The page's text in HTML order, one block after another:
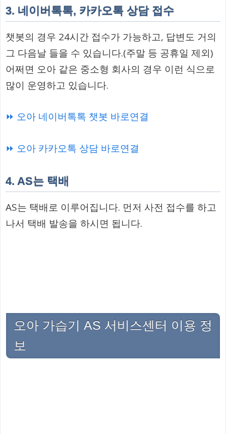
3. 네이버톡톡, 카카오톡 상담 접수
챗봇의 경우 24시간 접수가 가능하고, 답변도 거의
그 다음날 들을 수 있습니다.(주말 등 공휴일 제외)
어쩌면 오아 같은 중소형 회사의 경우 이런 식으로
많이 운영하고 있습니다.
⏩ 오아 네이버톡톡 챗봇 바로연결
⏩ 오아 카카오톡 상담 바로연결
4. AS는 택배
AS는 택배로 이루어집니다. 먼저 사전 접수를 하고
나서 택배 발송을 하시면 됩니다.
오아 가습기 AS 서비스센터 이용 정
보